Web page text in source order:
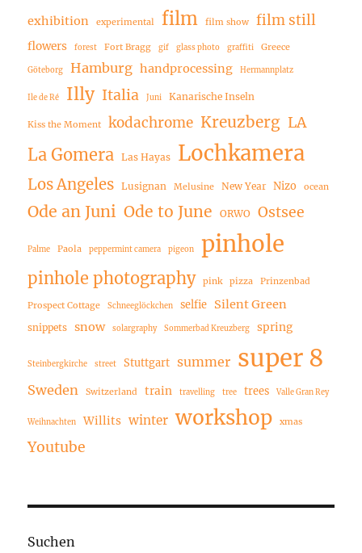
exhibition experimental film film show film still
flowers forest Fort Bragg gif glass photo graffiti Greece
Göteborg Hamburg handprocessing Hermannplatz
Ile de Ré Illy Italia Juni Kanarische Inseln
Kiss the Moment kodachrome Kreuzberg LA
La Gomera Las Hayas Lochkamera
Los Angeles Lusignan Melusine New Year Nizo ocean
Ode an Juni Ode to June ORWO Ostsee
Palme Paola peppermint camera pigeon pinhole
pinhole photography pink pizza Prinzenbad
Prospect Cottage Schneeglöckchen selfie Silent Green
snippets snow solargraphy Sommerbad Kreuzberg spring
Steinbergkirche street Stuttgart summer super 8
Sweden Switzerland train travelling tree trees Valle Gran Rey
Weihnachten Willits winter workshop xmas
Youtube
Suchen